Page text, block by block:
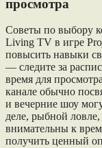
просмотра
Советы по выбору
Living TV в игре
повысить навыки
— следите за
время для
канале обычно
и вечерние шоу
деле, рыбной
внимательны к
получить ценный